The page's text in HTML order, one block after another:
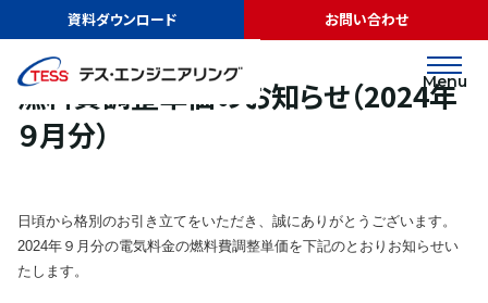
資料ダウンロード お問い合わせ
Menu
ニュース 燃料費調整単価のお知らせ（2024年９月分）
お知らせ
燃料費調整単価のお知らせ（2024年
９月分）
日頃から格別のお引き立てをいただき、誠にありがとうございます。
2024年９月分の電気料金の燃料費調整単価を下記のとおりお知らせい
たします。